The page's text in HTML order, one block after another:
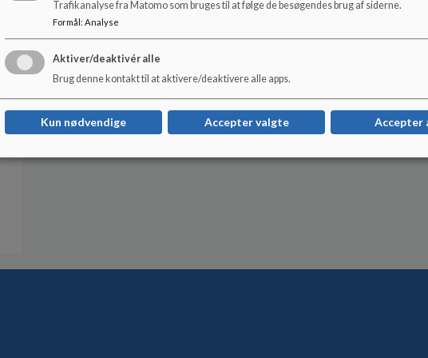
Trafikanalyse fra Matomo som bruges til at følge de besøgendes brug af siderne.
Formål: Analyse
Aktiver/deaktivér alle
Brug denne kontakt til at aktivere/deaktivere alle apps.
Kun nødvendige Accepter valgte Accepter